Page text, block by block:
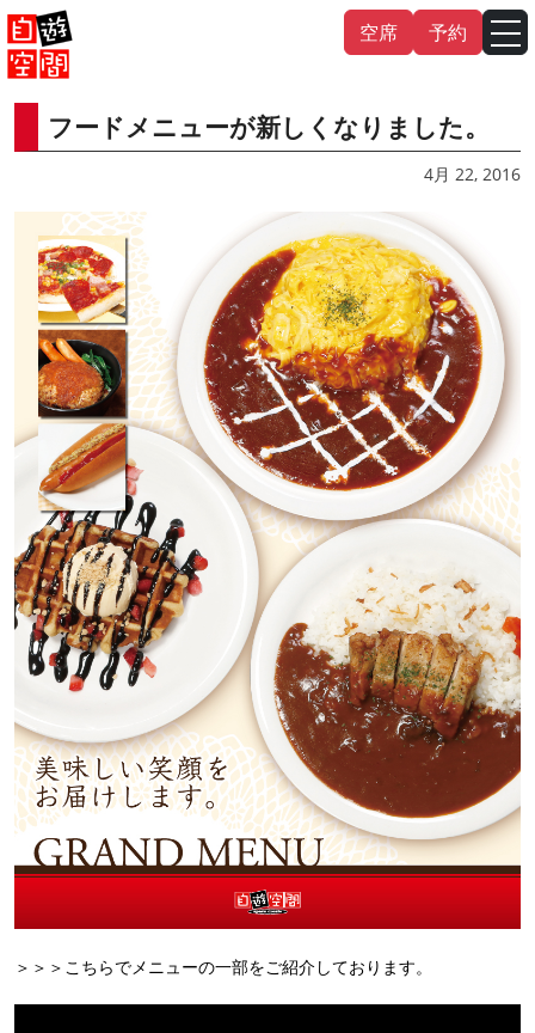
Skip
to
content
空席 予約
フードメニューが新しくなりました。
4月 22, 2016
＞＞＞こちらでメニューの一部をご紹介しております。
English 中文（繁體） 中文（简体）
한국어
日本語